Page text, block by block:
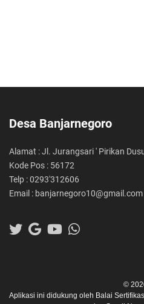
Desa Banjarnegoro
Alamat : Jl. Jurangsari ' Pirikan
Kode Pos : 56172
Telp : 0293'312606
Email : banjarnegoro10@gmail.com
©
Aplikasi ini didukung oleh Balai